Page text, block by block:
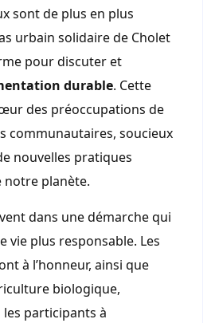
sont de plus en plus
urbain solidaire de Cholet
pour discuter et
durable. Cette
des préoccupations de
communautaires, soucieux
nouvelles pratiques
notre planète.
dans une démarche qui
vie plus responsable. Les
à l’honneur, ainsi que
biologique,
participants à